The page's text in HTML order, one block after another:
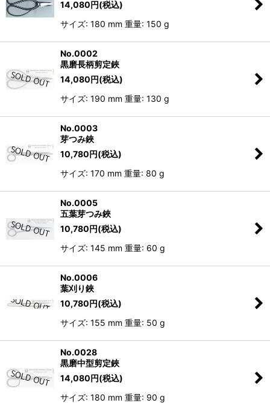
絞り込む
14,080円(税込)
サイズ: 180 mm 重量: 150 g
No.0002
黒磨長柄剪定鋏
14,080円(税込)
サイズ: 190 mm 重量: 130 g
No.0003
芽つみ鋏
10,780円(税込)
サイズ: 170 mm 重量: 80 g
No.0005
五葉芽つみ鋏
10,780円(税込)
サイズ: 145 mm 重量: 60 g
No.0006
葉刈り鋏
10,780円(税込)
サイズ: 155 mm 重量: 50 g
No.0028
黒磨中型剪定鋏
14,080円(税込)
サイズ: 180 mm 重量: 90 g